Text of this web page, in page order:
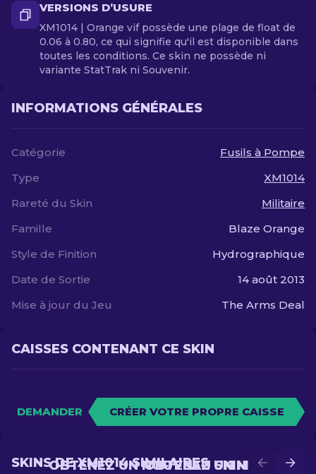
VERSIONS D’USURE
XM1014 | Orange vif possède une plage de float de
0.06 à 0.80, ce qui signifie qu'il est disponible dans
toutes les conditions. Ce skin ne possède ni
variante StatTrak ni Souvenir.
INFORMATIONS GÉNÉRALES
Catégorie
Fusils à Pompe
Type
XM1014
Rareté du Skin
Militaire
Famille
Blaze Orange
Style de Finition
Hydrographique
Date de Sortie
14 août 2013
Mise à jour du Jeu
The Arms Deal
CAISSES CONTENANT CE SKIN
DEMANDER CRÉER VOTRE PROPRE CAISSE
OBTENEZ UN MEILLEUR
OBTENEZ UN NOUVEAU SKIN EN
SKINS DE XM1014 SIMILAIRES